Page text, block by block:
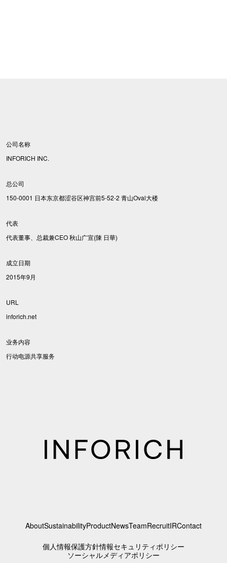
公司名称
INFORICH INC.
总公司
150-0001 日本东京都涩谷区神宫前5-52-2 青山Oval大楼
代表
代表董事、总裁兼CEO 秋山广宣(陳 日華)
成立日期
2015年9月
URL
inforich.net
业务内容
行动电源共享服务
AboutSustainabilityProductNewsTeamRecruitIRContact
個人情報保護方針情報セキュリティポリシー
ソーシャルメディアポリシー